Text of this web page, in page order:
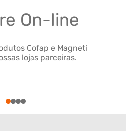
On-line
Cofap e Magneti
lojas parceiras.
1234